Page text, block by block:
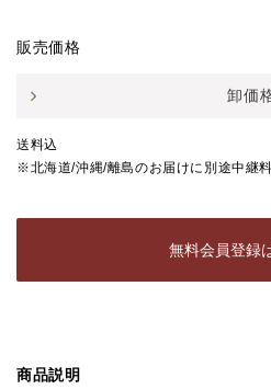
販売価格
卸価
送料込
※北海道/沖縄/離島のお届けに別途中継
無料会員登録
商品説明